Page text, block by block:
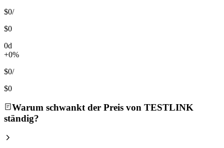
$0/
$0
0d
+0%
$0/
$0
Warum schwankt der Preis von TESTLINK
ständig?